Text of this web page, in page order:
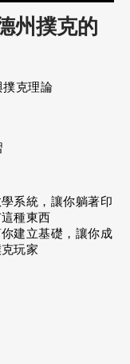
州撲克的
撲克理論
系統，讓你躺著印
種東西
建立基礎，​讓你成
玩家